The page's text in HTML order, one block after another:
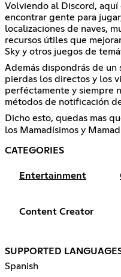
Volviendo al Discord, aquí
encontrar gente para
localizaciones de naves,
recursos útiles que
Sky y otros juegos de
Además dispondrás de un
pierdas los directos y los
perféctamente y siempre
métodos de notificación
Dicho esto, quedas mas
los Mamadísimos y
CATEGORIES
Entertainment
Content Creator
SUPPORTED
Spanish